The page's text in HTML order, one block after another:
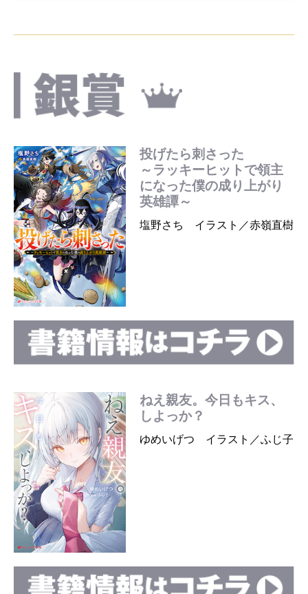
投げたら刺さった
～ラッキーヒットで領主
になった僕の成り上がり
英雄譚～
塩野さち イラスト／赤嶺直樹
ねえ親友。今日もキス、
しよっか？
ゆめいげつ イラスト／ふじ子